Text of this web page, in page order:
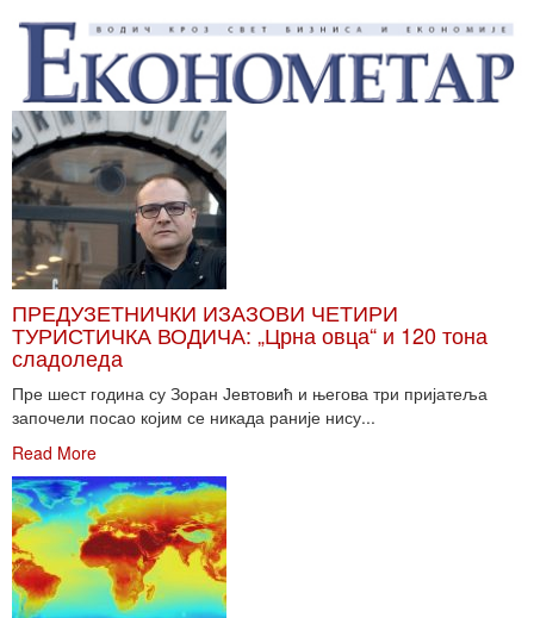
ПРЕДУЗЕТНИЧКИ ИЗАЗОВИ ЧЕТИРИ
ТУРИСТИЧКА ВОДИЧА: „Црна овца“ и 120 тона
сладоледа
Пре шест година су Зоран Јевтовић и његова три пријатеља
започели посао којим се никада раније нису...
Read More